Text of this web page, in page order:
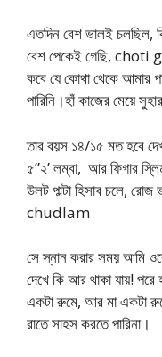
এতদিন বেশ ভালই চলছিল,
বেশ পেকেই গেছি, choti
কবে যে কোথা থেকে আমার
পারিনি।হাঁ কাজের মেয়ে
তার বয়স ১৪/১৫ মত হবে
৫”২’ লম্বা, আর ফিগার
উলট পাল্টা হিসাব চলে,
chudlam
সে স্নান করার সময় আমি
দেখে কি আর থাকা যায়!
একটা রুমে, আর মা একটা
রাতে সাহস করতে পারিনা।